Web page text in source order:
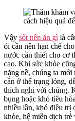
Vậy sốt nên ăn gì là
ói cần nên hạn chế
nước cần thiết cho cơ
cao. Khi sức khỏe
nặng nề, chúng ta
cần ở thể trạng lỏng,
thích nghi với chúng.
bụng hoặc khó tiêu
nhiều lần, khó điều trị
khỏe, hệ miễn dịch trẻ